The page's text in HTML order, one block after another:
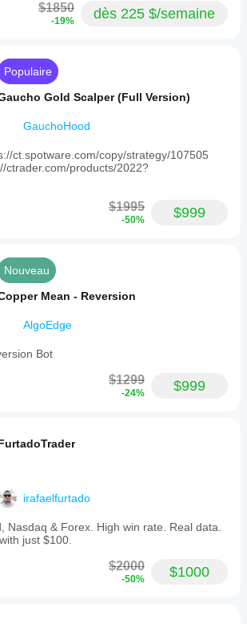
$1850
-19% dès 225 $/semaine
Populaire
Gold Scalper (Full Version)
GauchoHood
ct.spotware.com/copy/strategy/107505
ctrader.com/products/2022?
$1995
-50% $999
Nouveau
Mean - Reversion
AlgoEdge
Bot
$1299
-24% $999
irafaelfurtado
Nasdaq & Forex. High win rate. Real data.
just $100.
$2000
-50% $1000